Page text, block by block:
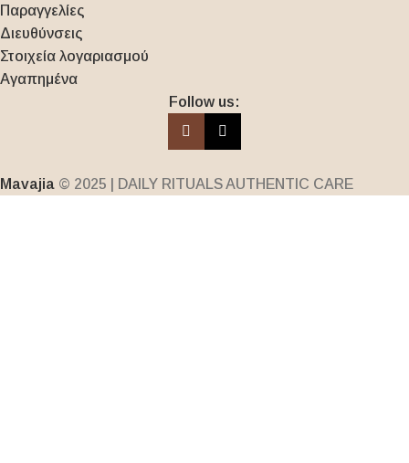
Παραγγελίες
Διευθύνσεις
Στοιχεία λογαριασμού
Αγαπημένα
Follow us:
Mavajia © 2025 | DAILY RITUALS AUTHENTIC CARE